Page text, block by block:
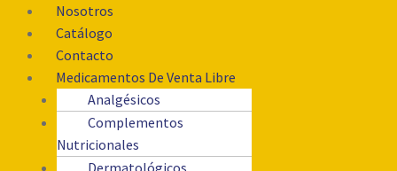
Nosotros
Catálogo
Contacto
Medicamentos De Venta Libre
Analgésicos
Complementos
Nutricionales
Dermatológicos